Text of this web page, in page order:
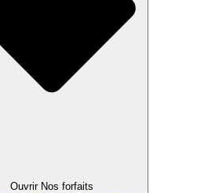
Ouvrir Nos forfaits